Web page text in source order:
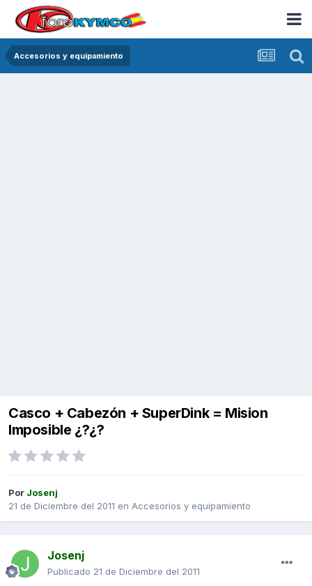
Accesorios y equipamiento
Casco + Cabezón + SuperDink = Mision
Imposible ¿?¿?
Por Josenj
21 de Diciembre del 2011 en Accesorios y equipamiento
Josenj
Publicado 21 de Diciembre del 2011